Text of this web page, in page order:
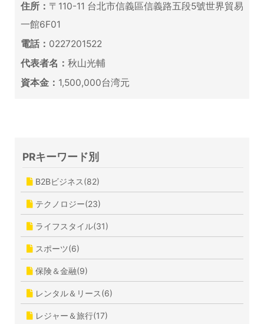
住所： 〒110-11 台北市信義區信義路五段5號世界貿易
一館6F01
電話： 0227201522
代表者名： 秋山光輔
資本金： 1,500,000台湾元
PRキーワード別
B2Bビジネス(82)
テクノロジー(23)
ライフスタイル(31)
スポーツ(6)
保険＆金融(9)
レンタル＆リース(6)
レジャー＆旅行(17)